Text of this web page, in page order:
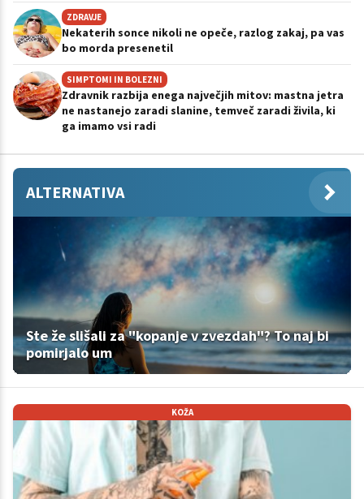
ZDRAVJE
Nekaterih sonce nikoli ne opeče, razlog zakaj, pa vas
bo morda presenetil
SIMPTOMI IN BOLEZNI
Zdravnik razbija enega največjih mitov: mastna jetra
ne nastanejo zaradi slanine, temveč zaradi živila, ki
ga imamo vsi radi
ALTERNATIVA
Ste že slišali za "kopanje v zvezdah"? To naj bi
pomirjalo um
KOŽA